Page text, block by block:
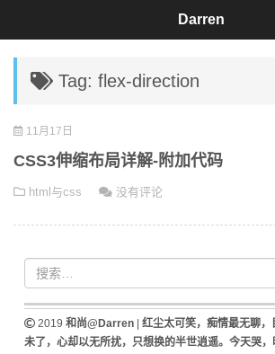
Tag: flex-direction
11月17日
CSS3伸缩布局详解-附加代码
html与css 没有评论
2019 和尚@Darren| 红尘太可笑，痴情最无聊
未了，心却以无所扰，只想换的半世逍遥。今天哭
Darren